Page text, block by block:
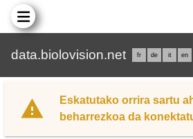
data.biolovision.net fr de it en
Eskatutako orrira sartu
beharrezkoa da